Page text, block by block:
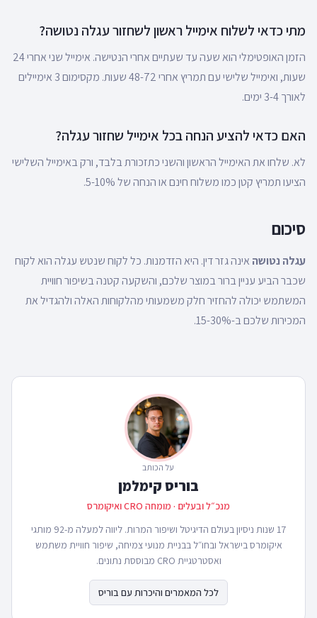
מתי כדאי לשלוח אימייל ראשון לשחזור עגלה נטושה?
הזמן האופטימלי הוא שעה עד שעתיים אחרי הנטישה. אימייל שני אחרי 24
שעות, ואימייל שלישי עם תמריץ אחרי 48-72 שעות. מקסימום 3 אימיילים
לאורך 3-4 ימים.
האם כדאי להציע הנחה בכל אימייל שחזור עגלה?
לא. שלחו את האימייל הראשון והשני כתזכורת בלבד, ורק באימייל השלישי
הציעו תמריץ קטן כמו משלוח חינם או הנחה של 5-10%.
סיכום
עגלה נטושה אינה גזר דין. היא הזדמנות. כל לקוח שנטש עגלה הוא לקוח
שכבר הביע עניין ברור במוצר שלכם, והשקעה קטנה בשיפור חוויית
המשתמש יכולה להחזיר חלק משמעותי מהלקוחות האלה ולהגדיל את
המכירות שלכם ב-15-30%.
על הכותב
בוריס קימלמן
מנכ״ל ובעלים · מומחה CRO ואיקומרס
17 שנות ניסיון בעולם הדיגיטל ושיפור המרות. ליווה למעלה מ-92 מותגי
איקומרס בישראל ובחו״ל בבניית מנועי צמיחה, שיפור חוויית משתמש
ואסטרטגיית CRO מבוססת נתונים.
לכל המאמרים והיכרות עם בוריס